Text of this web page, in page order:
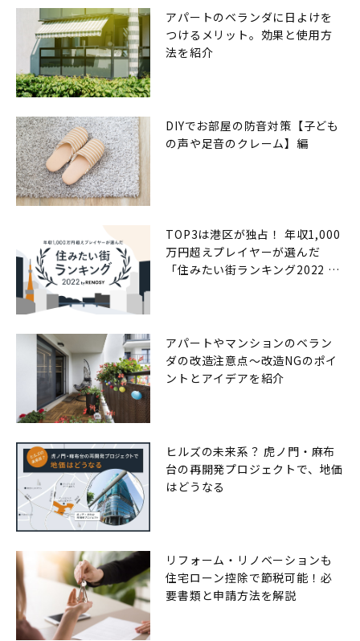
アパートのベランダに日よけを
つけるメリット。効果と使用方
法を紹介
DIYでお部屋の防音対策【子ども
の声や足音のクレーム】編
TOP3は港区が独占！ 年収1,000
万円超えプレイヤーが選んだ
「住みたい街ランキング2022 by
アパートやマンションのベラン
ダの改造注意点〜改造NGのポイ
ントとアイデアを紹介
ヒルズの未来系？ 虎ノ門・麻布
台の再開発プロジェクトで、地価
はどうなる
リフォーム・リノベーションも
住宅ローン控除で節税可能！必
要書類と申請方法を解説